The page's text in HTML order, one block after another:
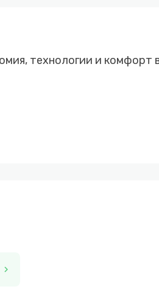
технологии и комфорт
chevron_right